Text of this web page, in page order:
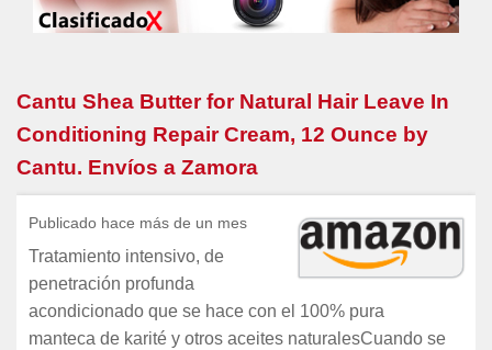
Cantu Shea Butter for Natural Hair Leave In
Conditioning Repair Cream, 12 Ounce by
Cantu. Envíos a Zamora
Publicado hace más de un mes
Tratamiento intensivo, de
penetración profunda
acondicionado que se hace con el 100% pura
manteca de karité y otros aceites naturalesCuando se